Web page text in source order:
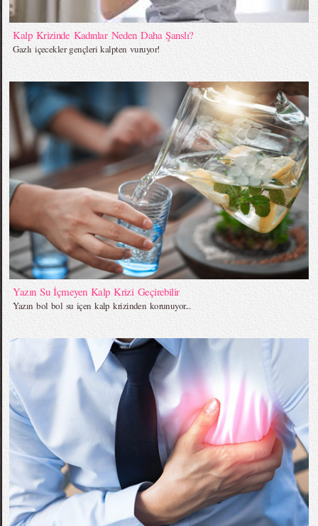
Kalp Krizinde Kadınlar Neden Daha Şanslı?
Gazlı içecekler gençleri kalpten vuruyor!
Yazın Su İçmeyen Kalp Krizi Geçirebilir
Yazın bol bol su içen kalp krizinden korunuyor...